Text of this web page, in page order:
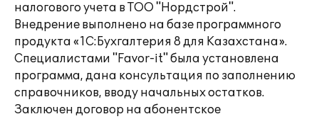
налогового учета в ТОО "Нордстрой".
Внедрение выполнено на базе программного
продукта «1С:Бухгалтерия 8 для Казахстана».
Специалистами "Favor-it" была установлена
программа, дана консультация по заполнению
справочников, вводу начальных остатков.
Заключен договор на абонентское